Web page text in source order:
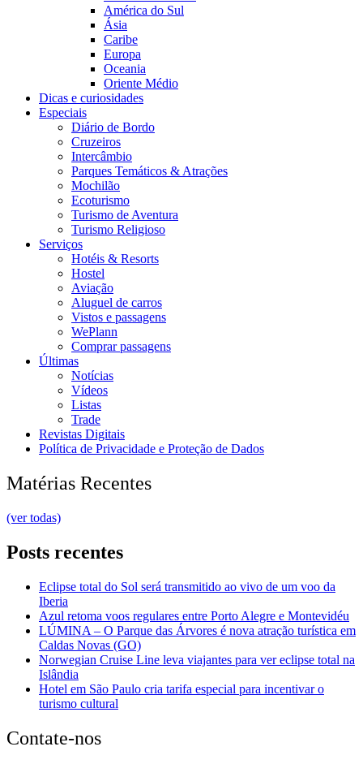
América do Sul
Ásia
Caribe
Europa
Oceania
Oriente Médio
Dicas e curiosidades
Especiais
Diário de Bordo
Cruzeiros
Intercâmbio
Parques Temáticos & Atrações
Mochilão
Ecoturismo
Turismo de Aventura
Turismo Religioso
Serviços
Hotéis & Resorts
Hostel
Aviação
Aluguel de carros
Vistos e passagens
WePlann
Comprar passagens
Últimas
Notícias
Vídeos
Listas
Trade
Revistas Digitais
Política de Privacidade e Proteção de Dados
Matérias Recentes
(ver todas)
Posts recentes
Eclipse total do Sol será transmitido ao vivo de um voo da
Iberia
Azul retoma voos regulares entre Porto Alegre e Montevidéu
LÚMINA – O Parque das Árvores é nova atração turística em
Caldas Novas (GO)
Norwegian Cruise Line leva viajantes para ver eclipse total na
Islândia
Hotel em São Paulo cria tarifa especial para incentivar o
turismo cultural
Contate-nos